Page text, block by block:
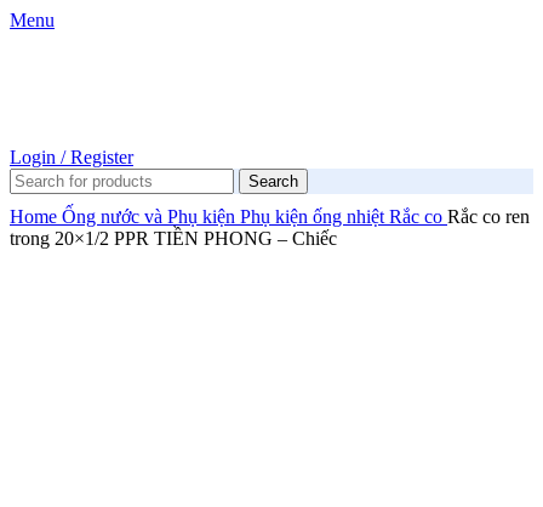
Menu
Login / Register
Search
Home Ống nước và Phụ kiện Phụ kiện ống nhiệt Rắc co Rắc co ren
trong 20×1/2 PPR TIỀN PHONG – Chiếc